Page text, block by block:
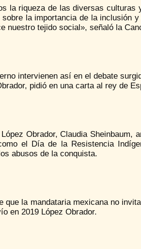
la riqueza de las diversas
sobre la importancia de la inclusión
nuestro tejido social», señaló la
intervienen así en el debate
pidió en una carta al rey de
Obrador, Claudia Sheinbaum,
el Día de la Resistencia
abusos de la conquista.
que la mandataria mexicana no
en 2019 López Obrador.